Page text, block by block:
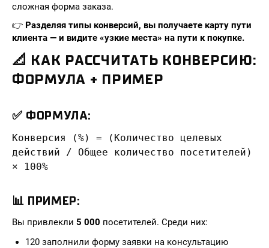
сложная форма заказа.
👉 Разделяя типы конверсий, вы получаете карту пути
клиента — и видите «узкие места» на пути к покупке.
📐 КАК РАССЧИТАТЬ КОНВЕРСИЮ:
ФОРМУЛА + ПРИМЕР
✅ ФОРМУЛА:
Конверсия (%) = (Количество целевых
действий / Общее количество посетителей)
× 100%
📊 ПРИМЕР:
Вы привлекли 5 000 посетителей. Среди них:
120 заполнили форму заявки на консультацию